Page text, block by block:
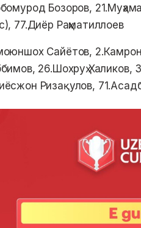
Бозоров,
77.Диёр Раҳматиллоев
Сайётов,
26.Шохруҳ
Ризақулов,